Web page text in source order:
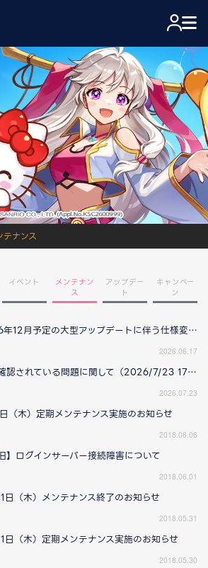
テナンス
イベント
メンテナン
ス
アップデー
ト
キャンペー
ン
2026年12月予定の大型アップデートに伴う仕様変更のお知らせ
2026.06.17
現在確認されている問題に関して（2026/7/23 17:00更新）
2026.07.23
（木）定期メンテナンス実施のお知らせ
2018.06.06
】ログインサーバー接続障害について
2018.06.01
日（木）メンテナンス終了のお知らせ
2018.05.31
日（木）定期メンテナンス実施のお知らせ
2018.05.30